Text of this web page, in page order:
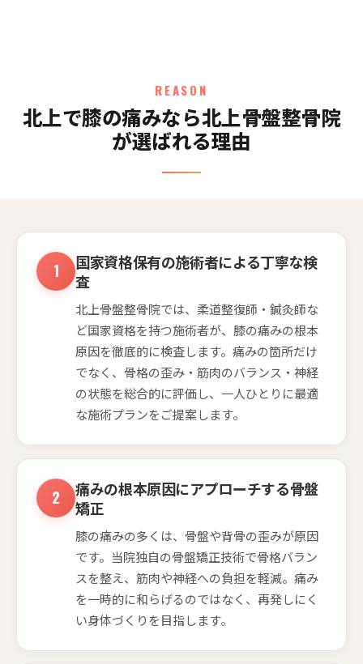
REASON
北上で膝の痛みなら北上骨盤整骨院
が選ばれる理由
国家資格保有の施術者による丁寧な検
査
北上骨盤整骨院では、柔道整復師・鍼灸師な
ど国家資格を持つ施術者が、膝の痛みの根本
原因を徹底的に検査します。痛みの箇所だけ
でなく、骨格の歪み・筋肉のバランス・神経
の状態を総合的に評価し、一人ひとりに最適
な施術プランをご提案します。
痛みの根本原因にアプローチする骨盤
矯正
膝の痛みの多くは、骨盤や背骨の歪みが原因
です。当院独自の骨盤矯正技術で骨格バラン
スを整え、筋肉や神経への負担を軽減。痛み
を一時的に和らげるのではなく、再発しにく
い身体づくりを目指します。